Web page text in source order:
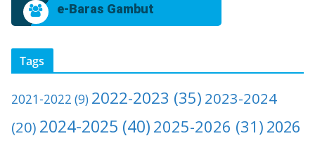
e-Baras Gambut
Tags
2021-2022 (9) 2022-2023 (35) 2023-2024
(20) 2024-2025 (40) 2025-2026 (31) 2026